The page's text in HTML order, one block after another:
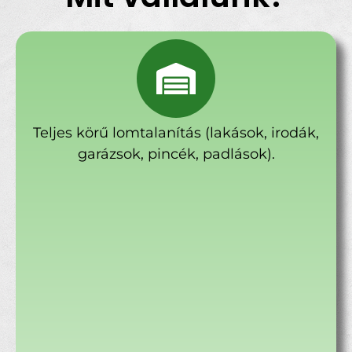
Teljes körű lomtalanítás (lakások, irodák,
garázsok, pincék, padlások).